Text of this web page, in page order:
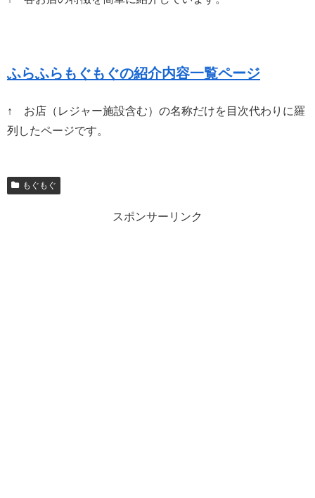
ふらふらもぐもぐの紹介内容一覧ページ
↑ お店（レジャー施設含む）の名称だけを目次代わりに羅
列したページです。
もぐもぐ
スポンサーリンク